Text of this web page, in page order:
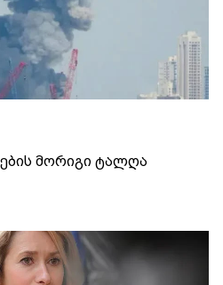
მორიგი ტალღა